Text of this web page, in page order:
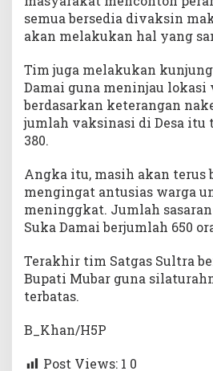
semua bersedia divaksin
akan melakukan hal yang
Tim juga melakukan
Damai guna meninjau lokasi
berdasarkan keterangan
jumlah vaksinasi di Desa itu
380.
Angka itu, masih akan terus
mengingat antusias warga
meninggkat. Jumlah
Suka Damai berjumlah 650
Terakhir tim Satgas Sultra
Bupati Mubar guna
terbatas.
B_Khan/H5P
Post Views: 1 0